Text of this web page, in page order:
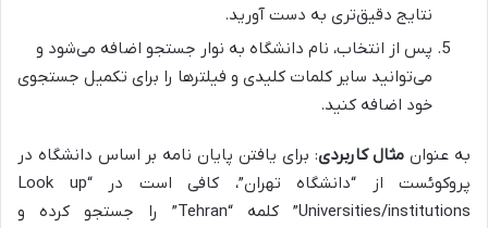
نتایج دقیق‌تری به دست آورید.
پس از انتخاب، نام دانشگاه به نوار جستجو اضافه می‌شود و
می‌توانید سایر کلمات کلیدی و فیلترها را برای تکمیل جستجوی
خود اضافه کنید.
به عنوان مثال کاربردی: برای یافتن پایان نامه بر اساس دانشگاه در
پروکوئست از “دانشگاه تهران”، کافی است در “Look up
Universities/institutions” کلمه “Tehran” را جستجو کرده و